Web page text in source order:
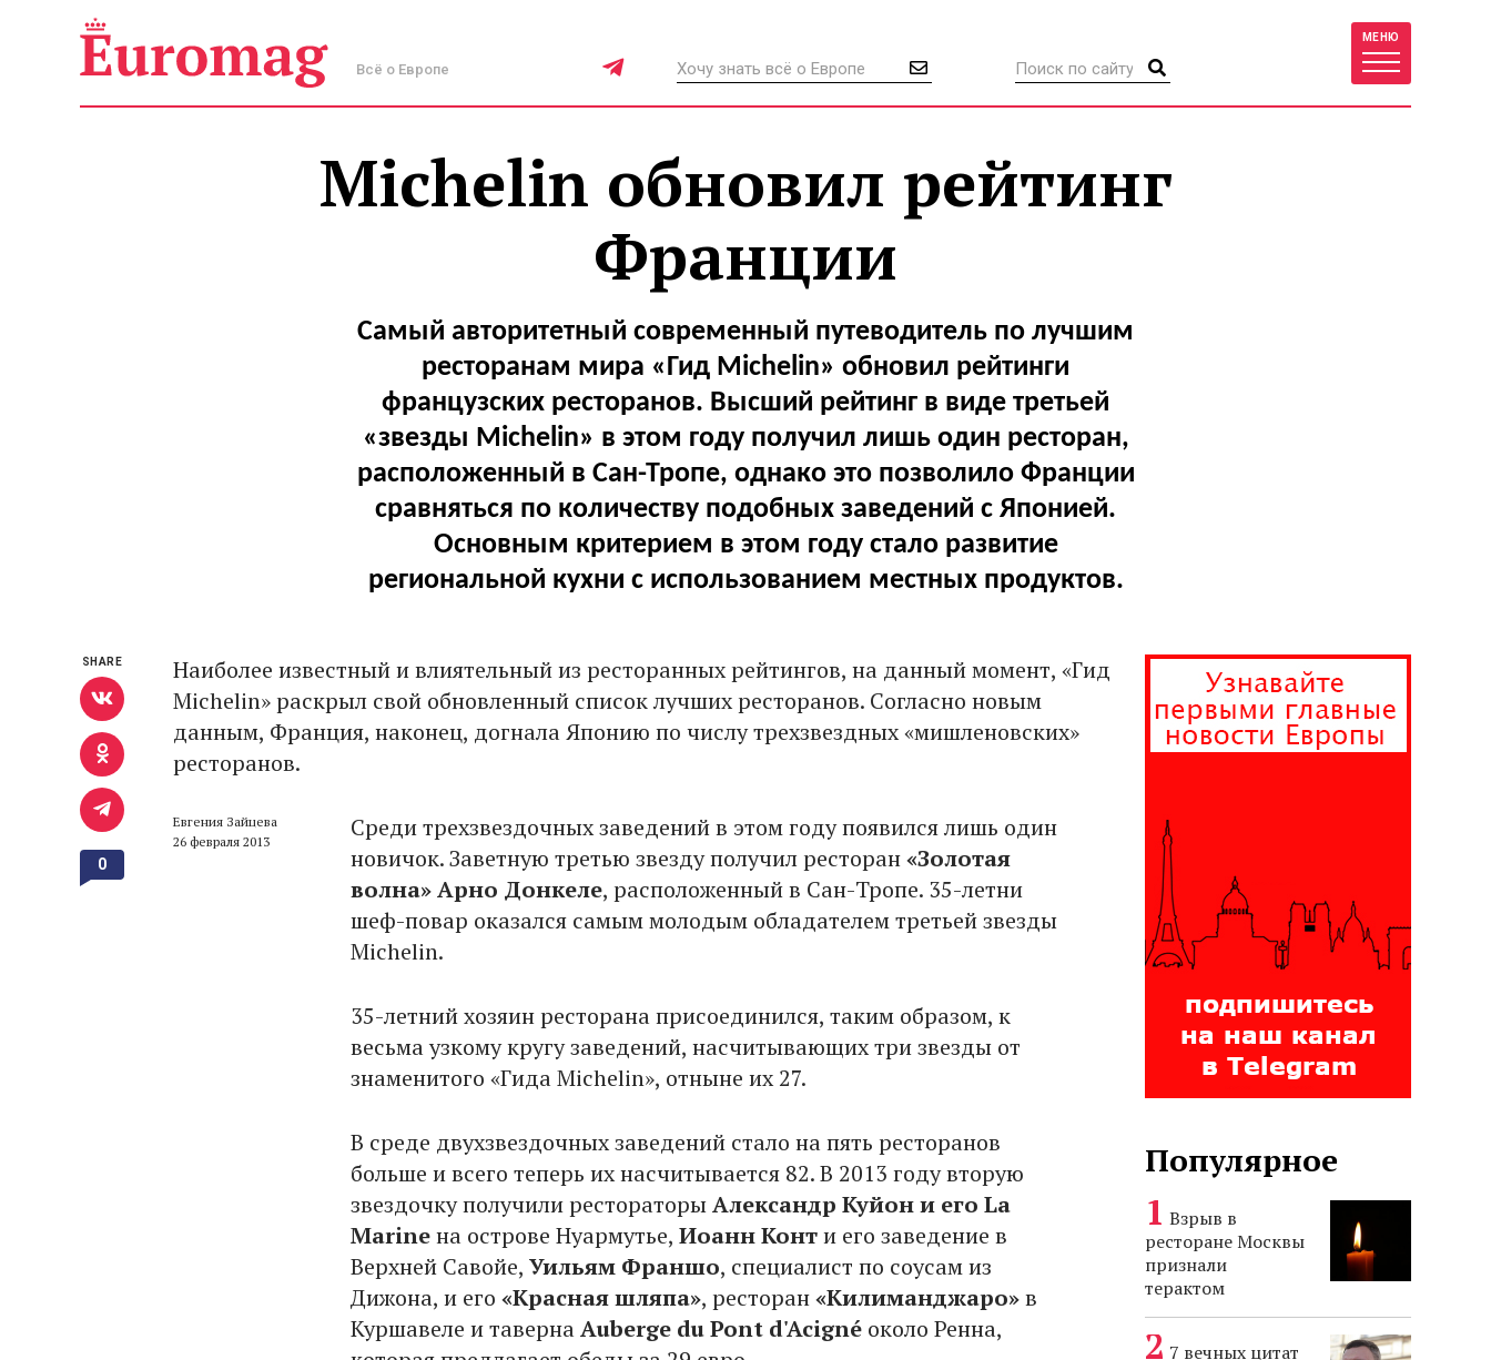
Всё о Европе
МЕНЮ
Michelin обновил рейтинг
Франции
Самый авторитетный современный путеводитель по лучшим
ресторанам мира «Гид Michelin» обновил рейтинги
французских ресторанов. Высший рейтинг в виде третьей
«звезды Michelin» в этом году получил лишь один ресторан,
расположенный в Сан-Тропе, однако это позволило Франции
сравняться по количеству подобных заведений с Японией.
Основным критерием в этом году стало развитие
региональной кухни с использованием местных продуктов.
Наиболее известный и влиятельный из ресторанных рейтингов, на данный момент, «Гид
Michelin» раскрыл свой обновленный список лучших ресторанов. Согласно новым
данным, Франция, наконец, догнала Японию по числу трехзвездных «мишленовских»
ресторанов.
Евгения Зайцева
26 февраля 2013
Среди трехзвездочных заведений в этом году появился лишь один
новичок. Заветную третью звезду получил ресторан«Золотая
волна» Арно Донкеле, расположенный в Сан-Тропе. 35-летни
шеф-повар оказался самым молодым обладателем третьей звезды
Michelin.
35-летний хозяин ресторана присоединился, таким образом, к
весьма узкому кругу заведений, насчитывающих три звезды от
знаменитого «Гида Michelin», отныне их 27.
В среде двухзвездочных заведений стало на пять ресторанов
больше и всего теперь их насчитывается 82. В 2013 году вторую
звездочку получили рестораторыАлександр Куйон и его La
Marineна острове Нуармутье, Иоанн Конти его заведение в
Верхней Савойе, Уильям Франшо, специалист по соусам из
Дижона, и его «Красная шляпа», ресторан«Килиманджаро»в
Куршавеле и тавернаАuberge du Pont d'Acigné около Ренна,
SHARE
0
Популярное
Взрыв в
ресторане Москвы
признали
терактом
7 вечных цитат